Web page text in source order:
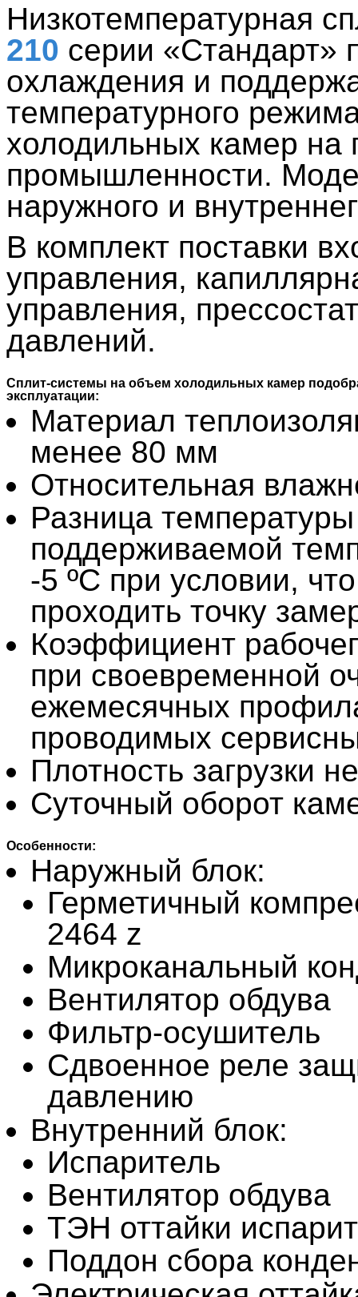
Низкотемпературная
210 серии «Стандарт»
охлаждения и
температурного
холодильных камер на
промышленности.
наружного и
В комплект поставки
управления,
управления,
давлений.
Сплит-системы на объем холодильных камер
эксплуатации:
Материал
менее 80 мм
Относительная
Разница
поддерживаемой
-5 ºС при условии,
проходить точку
Коэффициент
при своевременной
ежемесячных
проводимых
Плотность загрузки
Суточный оборот
Особенности:
Наружный блок:​
Герметичный
2464 z
Микроканальный
Вентилятор обдува
Фильтр-осушитель
Сдвоенное реле
давлению
Внутренний блок:
Испаритель
Вентилятор обдува
ТЭН оттайки
Поддон сбора